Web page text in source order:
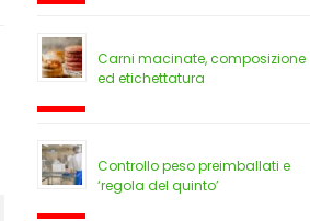
Carni macinate, composizione
ed etichettatura
Controllo peso preimballati e
‘regola del quinto’